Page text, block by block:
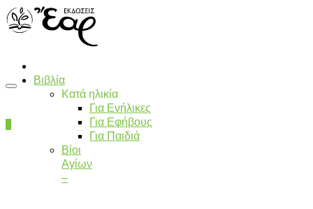
Βιβλία
Κατά ηλικία
Για Ενήλικες
Για Εφήβους
Για Παιδιά
Βίοι
Αγίων
–